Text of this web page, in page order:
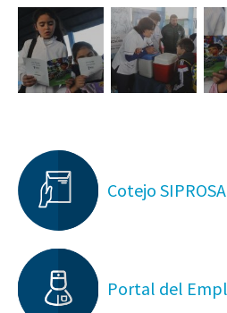
Cotejo
Portal del